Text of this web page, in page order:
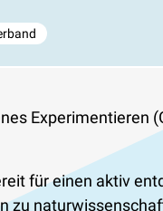
Experimentieren
für einen aktiv
zu